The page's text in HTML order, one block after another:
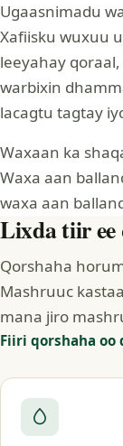
Ugaasnimadu
Xafiisku wuxuu
leeyahay
warbixin
lacagtu tagtay
Waxaan ka
Waxa aan
waxa aan
Lixda tiir ee
Qorshaha
Mashruuc
mana jiro
Fiiri qorshaha oo